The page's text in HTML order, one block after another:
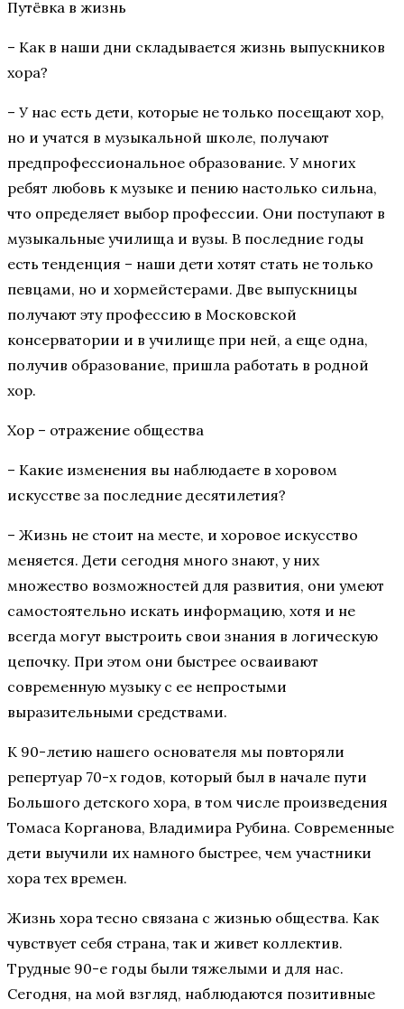
Путёвка в жизнь
– Как в наши дни складывается жизнь выпускников
хора?
– У нас есть дети, которые не только посещают хор,
но и учатся в музыкальной школе, получают
предпрофессиональное образование. У многих
ребят любовь к музыке и пению настолько сильна,
что определяет выбор профессии. Они поступают в
музыкальные училища и вузы. В последние годы
есть тенденция – наши дети хотят стать не только
певцами, но и хормейстерами. Две выпускницы
получают эту профессию в Московской
консерватории и в училище при ней, а еще одна,
получив образование, пришла работать в родной
хор.
Хор – отражение общества
– Какие изменения вы наблюдаете в хоровом
искусстве за последние десятилетия?
– Жизнь не стоит на месте, и хоровое искусство
меняется. Дети сегодня много знают, у них
множество возможностей для развития, они умеют
самостоятельно искать информацию, хотя и не
всегда могут выстроить свои знания в логическую
цепочку. При этом они быстрее осваивают
современную музыку с ее непростыми
выразительными средствами.
К 90-летию нашего основателя мы повторяли
репертуар 70-х годов, который был в начале пути
Большого детского хора, в том числе произведения
Томаса Корганова, Владимира Рубина. Современные
дети выучили их намного быстрее, чем участники
хора тех времен.
Жизнь хора тесно связана с жизнью общества. Как
чувствует себя страна, так и живет коллектив.
Трудные 90-е годы были тяжелыми и для нас.
Сегодня, на мой взгляд, наблюдаются позитивные